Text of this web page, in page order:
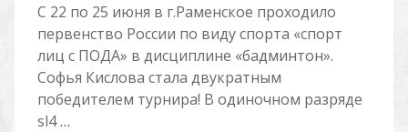
С 22 по 25 июня в г.Раменское проходило
первенство России по виду спорта «спорт
лиц с ПОДА» в дисциплине «бадминтон».
Софья Кислова стала двукратным
победителем турнира! В одиночном разряде
sl4…